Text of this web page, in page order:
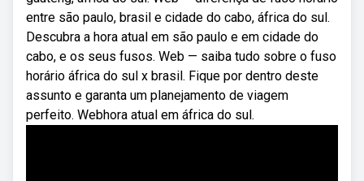
entre são paulo, brasil e cidade do cabo, áfrica do sul.
Descubra a hora atual em são paulo e em cidade do
cabo, e os seus fusos. Web — saiba tudo sobre o fuso
horário áfrica do sul x brasil. Fique por dentro deste
assunto e garanta um planejamento de viagem
perfeito. Webhora atual em áfrica do sul.